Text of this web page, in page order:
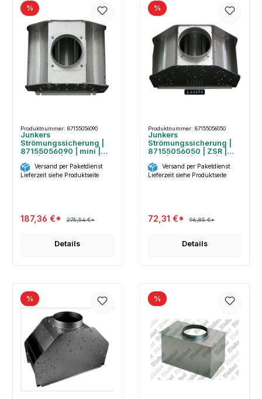
%
Produktnummer: 87155056090
Junkers
Strömungssicherung |
87155056090 | mini |
Versand per Paketdienst
Lieferzeit siehe Produktseite
187,36 €* 275,54 €*
Details
%
Produktnummer: 87155056050
Junkers
Strömungssicherung |
87155056050 | ZSR |
kW
Versand per Paketdienst
Lieferzeit siehe Produktseite
72,31 €* 96,85 €*
Details
% %